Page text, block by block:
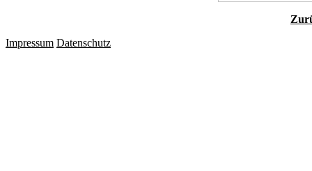
Impressum Datenschutz